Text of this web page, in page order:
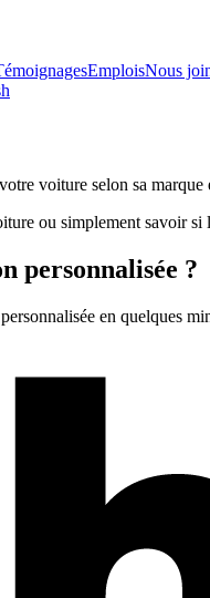
EmploisNous
voiture selon sa
ou simplement savoir
personnalisée ?
en quelques